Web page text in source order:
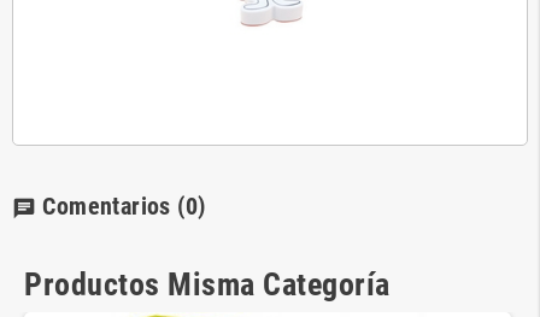
chat Comentarios (0)
Productos Misma Categoría